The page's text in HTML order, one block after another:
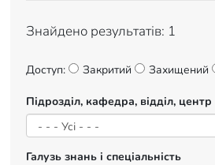
Знайдено результатів: 1
Доступ: Закритий Захищений
Підрозділ, кафедра, відділ, центр
Галузь знань і спеціальність